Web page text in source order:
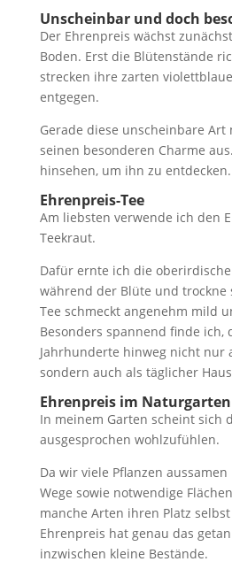
Unscheinbar und doch
Der Ehrenpreis wächst
Boden. Erst die Blütenstände
strecken ihre zarten
entgegen.
Gerade diese unscheinbare
seinen besonderen Charme
hinsehen, um ihn zu entdecken.
Ehrenpreis-Tee
Am liebsten verwende ich den
Teekraut.
Dafür ernte ich die
während der Blüte und trockne
Tee schmeckt angenehm mild
Besonders spannend finde ich,
Jahrhunderte hinweg nicht nur
sondern auch als täglicher
Ehrenpreis im Naturgarten
In meinem Garten scheint sich
ausgesprochen wohlzufühlen.
Da wir viele Pflanzen
Wege sowie notwendige
manche Arten ihren Platz
Ehrenpreis hat genau das
inzwischen kleine Bestände.